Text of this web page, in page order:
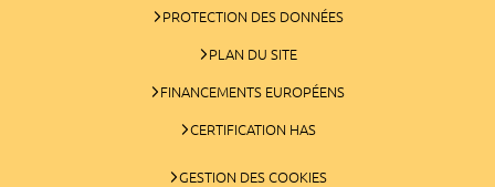
PROTECTION DES DONNÉES
PLAN DU SITE
FINANCEMENTS EUROPÉENS
CERTIFICATION HAS
GESTION DES COOKIES